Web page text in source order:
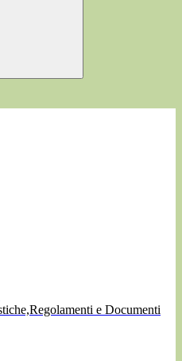
e Documenti